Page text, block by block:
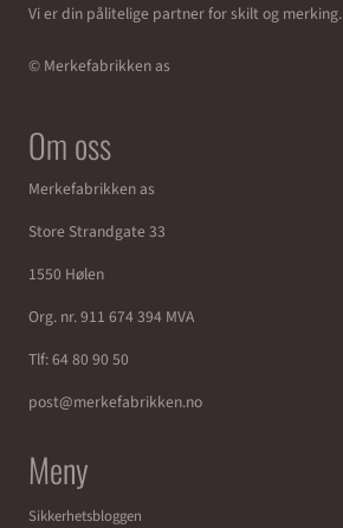
Vi er din pålitelige partner for skilt og merking.
© Merkefabrikken as
Om oss
Merkefabrikken as
Store Strandgate 33
1550 Hølen
Org. nr. 911 674 394 MVA
Tlf:64 80 90 50
post@merkefabrikken.no
Meny
Sikkerhetsbloggen